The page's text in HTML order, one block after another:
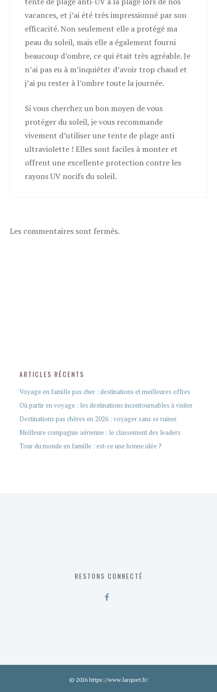
vacances, et j’ai été très impressionné par son
efficacité. Non seulement elle a protégé ma
peau du soleil, mais elle a également fourni
beaucoup d’ombre, ce qui était très agréable. Je
n’ai pas eu à m’inquiéter d’avoir trop chaud et
j’ai pu rester à l’ombre toute la journée.
Si vous cherchez un bon moyen de vous
protéger du soleil, je vous recommande
vivement d’utiliser une tente de plage anti
ultraviolette ! Elles sont faciles à monter et
offrent une excellente protection contre les
rayons UV nocifs du soleil.
Les commentaires sont fermés.
ARTICLES RÉCENTS
Voyage en famille pas cher : destinations et meilleures offres
Où partir en voyage : les destinations incontournables à visiter
Destinations pas chères en 2026 : voyager sans se ruiner
Meilleure compagnie aérienne : le classement des leaders
Tour du monde en famille : est-ce une bonne idée ?
RESTONS CONNECTÉ
© 2026 https://www.larquet.fr/